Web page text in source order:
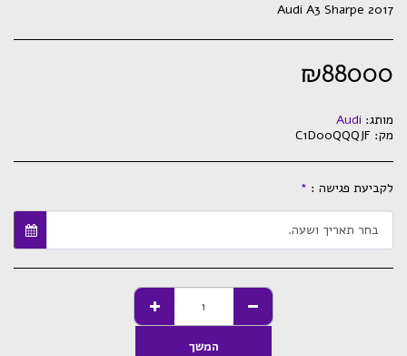
Audi A3 Sharpe 2017
₪88000
מותג: Audi
מק: C1D00QQQJF
לקביעת פגישה : *
בחר תאריך ושעה.
המשך